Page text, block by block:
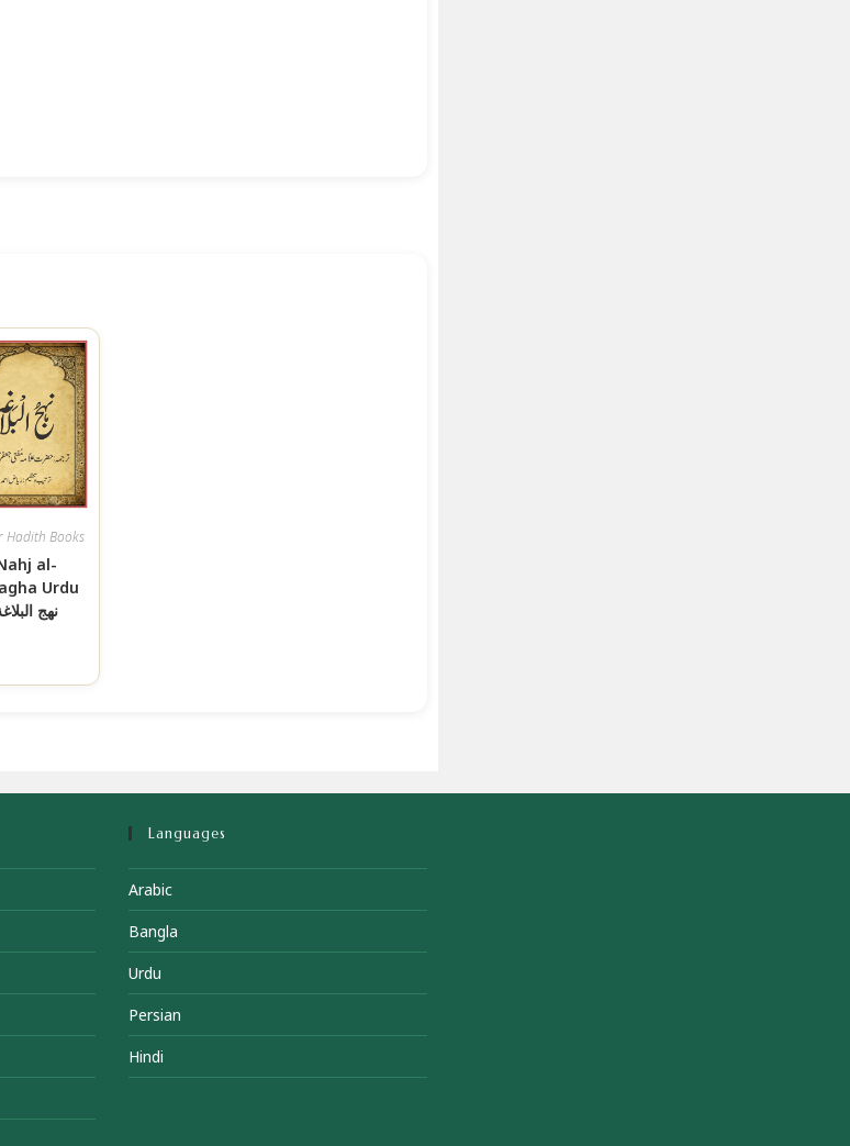
Hadith Books
al-
Urdu
نهج
Languages
Arabic
Bangla
Urdu
Persian
Hindi